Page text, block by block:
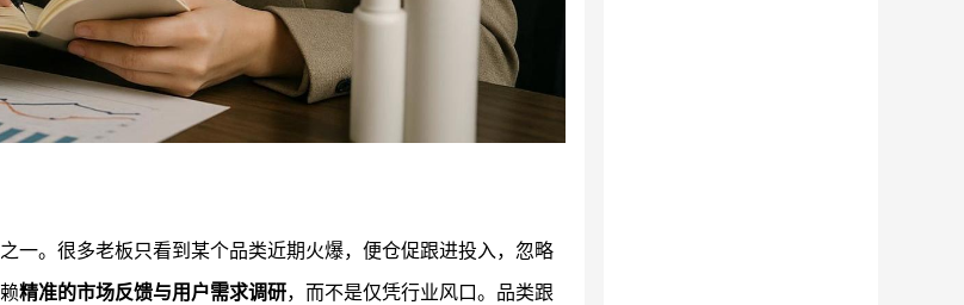
一。很多老板只看到某个品类近期火爆，便仓促跟进投入，忽略
精准的市场反馈与用户需求调研，而不是仅凭行业风口。品类跟